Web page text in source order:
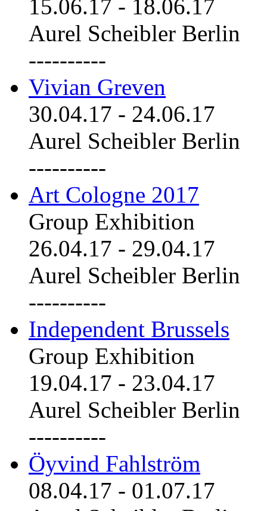
15.06.17 - 18.06.17
Aurel Scheibler Berlin
----------
Vivian Greven
30.04.17 - 24.06.17
Aurel Scheibler Berlin
----------
Art Cologne 2017
Group Exhibition
26.04.17 - 29.04.17
Aurel Scheibler Berlin
----------
Independent Brussels
Group Exhibition
19.04.17 - 23.04.17
Aurel Scheibler Berlin
----------
Öyvind Fahlström
08.04.17 - 01.07.17